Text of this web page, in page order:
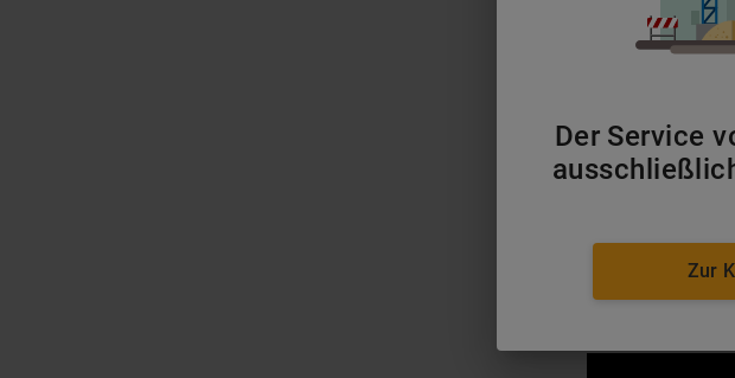
Ronny
aktuellen Video
in
sein Team
Um die Arbeit
der richtigen
Der Service
Zur